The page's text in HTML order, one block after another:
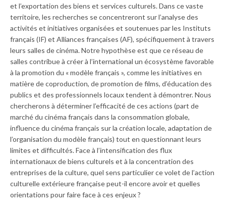
et l’exportation des biens et services culturels. Dans ce vaste
territoire, les recherches se concentreront sur l’analyse des
activités et initiatives organisées et soutenues par les Instituts
français (IF) et Alliances françaises (AF), spécifiquement à travers
leurs salles de cinéma. Notre hypothèse est que ce réseau de
salles contribue à créer à l’international un écosystème favorable
à la promotion du « modèle français », comme les initiatives en
matière de coproduction, de promotion de films, d’éducation des
publics et des professionnels locaux tendent à démontrer. Nous
chercherons à déterminer l’efficacité de ces actions (part de
marché du cinéma français dans la consommation globale,
influence du cinéma français sur la création locale, adaptation de
l’organisation du modèle français) tout en questionnant leurs
limites et difficultés. Face à l’intensification des flux
internationaux de biens culturels et à la concentration des
entreprises de la culture, quel sens particulier ce volet de l’action
culturelle extérieure française peut-il encore avoir et quelles
orientations pour faire face à ces enjeux ?